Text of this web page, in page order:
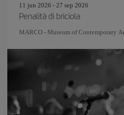
11 jun 2026 - 27 sep 2026
Penalità di briciola
MARCO - Museum of Contemporary